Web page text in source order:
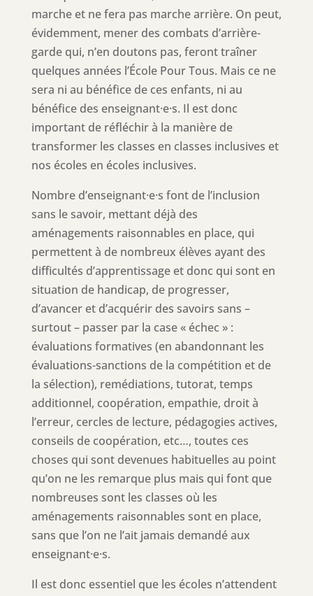
marche et ne fera pas marche arrière. On peut,
évidemment, mener des combats d’arrière-
garde qui, n’en doutons pas, feront traîner
quelques années l’École Pour Tous. Mais ce ne
sera ni au bénéfice de ces enfants, ni au
bénéfice des enseignant·e·s. Il est donc
important de réfléchir à la manière de
transformer les classes en classes inclusives et
nos écoles en écoles inclusives.
Nombre d’enseignant·e·s font de l’inclusion
sans le savoir, mettant déjà des
aménagements raisonnables en place, qui
permettent à de nombreux élèves ayant des
difficultés d’apprentissage et donc qui sont en
situation de handicap, de progresser,
d’avancer et d’acquérir des savoirs sans –
surtout – passer par la case « échec » :
évaluations formatives (en abandonnant les
évaluations-sanctions de la compétition et de
la sélection), remédiations, tutorat, temps
additionnel, coopération, empathie, droit à
l’erreur, cercles de lecture, pédagogies actives,
conseils de coopération, etc…, toutes ces
choses qui sont devenues habituelles au point
qu’on ne les remarque plus mais qui font que
nombreuses sont les classes où les
aménagements raisonnables sont en place,
sans que l’on ne l’ait jamais demandé aux
enseignant·e·s.
Il est donc essentiel que les écoles n’attendent